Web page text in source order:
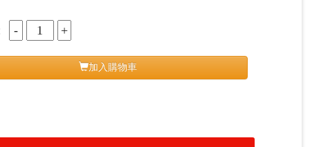
加入購物車